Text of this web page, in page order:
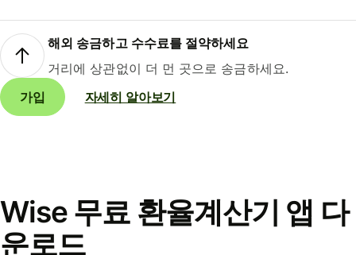
해외 송금하고 수수료를 절약하세요
거리에 상관없이 더 먼 곳으로 송금하세요.
가입
자세히 알아보기
Wise 무료 환율계산기 앱 다
운로드